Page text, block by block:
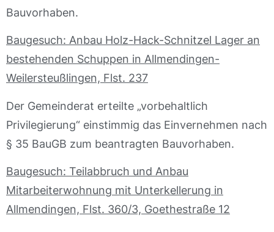
Bauvorhaben.
Baugesuch: Anbau Holz-Hack-Schnitzel Lager an
bestehenden Schuppen in Allmendingen-
Weilersteußlingen, Flst. 237
Der Gemeinderat erteilte „vorbehaltlich
Privilegierung“ einstimmig das Einvernehmen nach
§ 35 BauGB zum beantragten Bauvorhaben.
Baugesuch: Teilabbruch und Anbau
Mitarbeiterwohnung mit Unterkellerung in
Allmendingen, Flst. 360/3, Goethestraße 12